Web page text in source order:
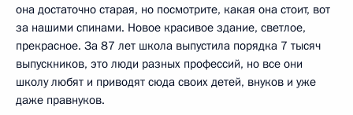
она достаточно старая, но посмотрите, какая она стоит, вот
за нашими спинами. Новое красивое здание, светлое,
прекрасное. За 87 лет школа выпустила порядка 7 тысяч
выпускников, это люди разных профессий, но все они
школу любят и приводят сюда своих детей, внуков и уже
даже правнуков.